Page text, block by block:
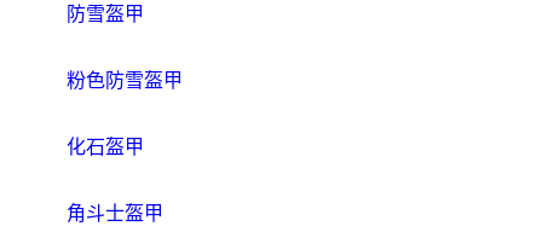
防雪盔甲
粉色防雪盔甲
化石盔甲
角斗士盔甲